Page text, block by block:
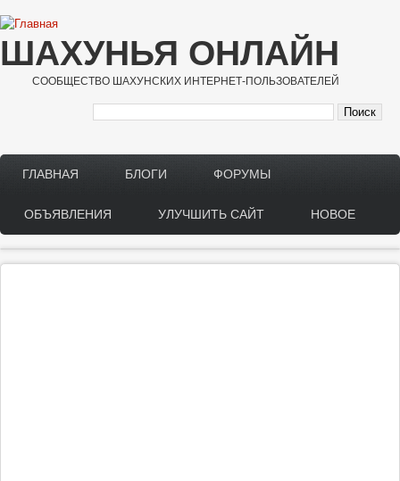
Перейти к основному содержанию
ШАХУНЬЯ ОНЛАЙН
СООБЩЕСТВО ШАХУНСКИХ ИНТЕРНЕТ-ПОЛЬЗОВАТЕЛЕЙ
Main menu
ГЛАВНАЯ БЛОГИ ФОРУМЫ
ОБЪЯВЛЕНИЯ УЛУЧШИТЬ САЙТ НОВОЕ